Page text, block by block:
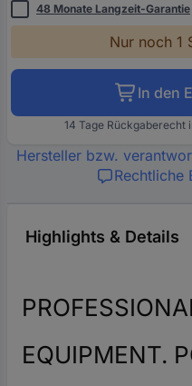
48 Monate Langzeit-Garantie
Nur noch 1
In den
14 Tage Rückgaberecht
Hersteller bzw.
Rechtliche
Highlights & Details
EQUIPMENT.